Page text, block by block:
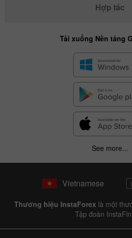
Hợp tác
Tải xuống Nền tảng
See more...
Vietnamese
Thương hiệu InstaForex là một
Tập đoàn